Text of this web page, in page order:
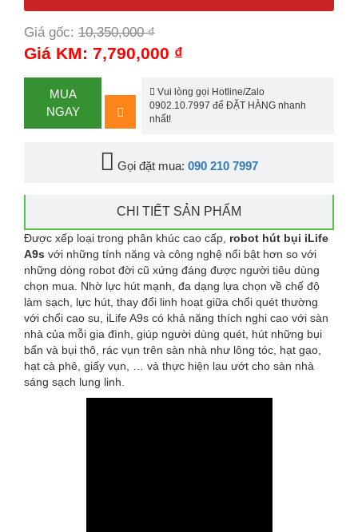
Giá gốc: 10,350,000 ₫
Giá KM: 7,790,000 ₫
MUA
NGAY
Vui lòng gọi Hotline/Zalo
0902.10.7997 để ĐẶT HÀNG nhanh
nhất!
Gọi đặt mua: 090 210 7997
CHI TIẾT SẢN PHẨM
Được xếp loại trong phân khúc cao cấp, robot hút bụi iLife
A9s với những tính năng và công nghệ nổi bật hơn so với
những dòng robot đời cũ xứng đáng được người tiêu dùng
chọn mua. Nhờ lực hút mạnh, đa dạng lựa chọn về chế độ
làm sạch, lực hút, thay đổi linh hoạt giữa chổi quét thường
với chổi cao su, iLife A9s có khả năng thích nghi cao với sàn
nhà của mỗi gia đình, giúp người dùng quét, hút những bụi
bẩn và bụi thô, rác vụn trên sàn nhà như lông tóc, hạt gạo,
hạt cà phê, giấy vụn, … và thực hiện lau ướt cho sàn nhà
sáng sạch lung linh.